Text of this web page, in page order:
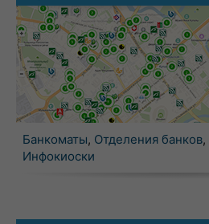
Банкоматы, Отделения банков,
Инфокиоски